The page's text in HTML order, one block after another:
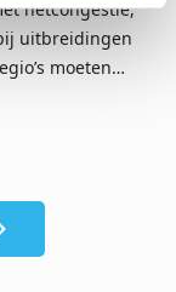
netcongestie,
uitbreidingen
moeten…